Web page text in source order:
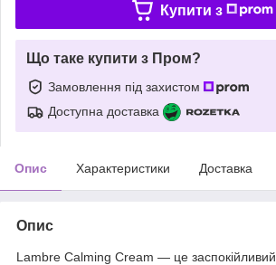
Купити з
Що таке купити з Пром?
Замовлення під захистом
Доступна доставка
Опис Характеристики Доставка
Опис
Lambre Calming Cream — це